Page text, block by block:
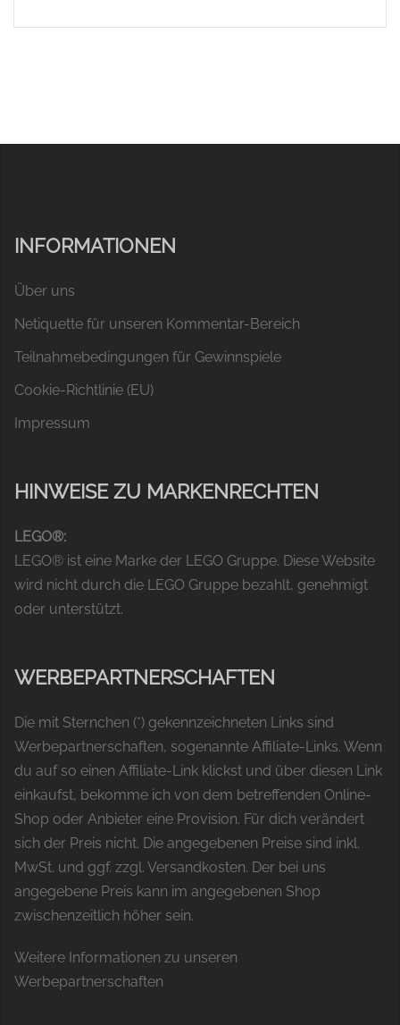
INFORMATIONEN
Über uns
Netiquette für unseren Kommentar-Bereich
Teilnahmebedingungen für Gewinnspiele
Cookie-Richtlinie (EU)
Impressum
HINWEISE ZU MARKENRECHTEN
LEGO®:
LEGO® ist eine Marke der LEGO Gruppe. Diese Website
wird nicht durch die LEGO Gruppe bezahlt, genehmigt
oder unterstützt.
WERBEPARTNERSCHAFTEN
Die mit Sternchen (*) gekennzeichneten Links sind
Werbepartnerschaften, sogenannte Affiliate-Links. Wenn
du auf so einen Affiliate-Link klickst und über diesen Link
einkaufst, bekomme ich von dem betreffenden Online-
Shop oder Anbieter eine Provision. Für dich verändert
sich der Preis nicht. Die angegebenen Preise sind inkl.
MwSt. und ggf. zzgl. Versandkosten. Der bei uns
angegebene Preis kann im angegebenen Shop
zwischenzeitlich höher sein.
Weitere Informationen zu unseren
Werbepartnerschaften